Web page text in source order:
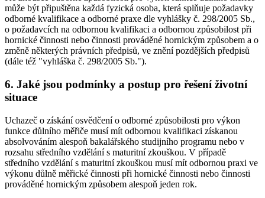
může být připuštěna každá fyzická osoba, která splňuje požadavky
odborné kvalifikace a odborné praxe dle vyhlášky č. 298/2005 Sb.,
o požadavcích na odbornou kvalifikaci a odbornou způsobilost při
hornické činnosti nebo činnosti prováděné hornickým způsobem a o
změně některých právních předpisů, ve znění pozdějších předpisů
(dále též "vyhláška č. 298/2005 Sb.").
6. Jaké jsou podmínky a postup pro řešení životní
situace
Uchazeč o získání osvědčení o odborné způsobilosti pro výkon
funkce důlního měřiče musí mít odbornou kvalifikaci získanou
absolvováním alespoň bakalářského studijního programu nebo v
rozsahu středního vzdělání s maturitní zkouškou. V případě
středního vzdělání s maturitní zkouškou musí mít odbornou praxi ve
výkonu důlně měřické činnosti při hornické činnosti nebo činnosti
prováděné hornickým způsobem alespoň jeden rok.